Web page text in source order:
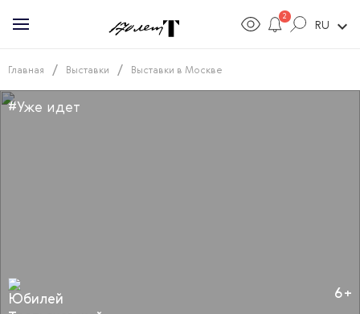
2
RU expand_more
Главная / Выставки / Выставки в Москве
#Уже идет
6+